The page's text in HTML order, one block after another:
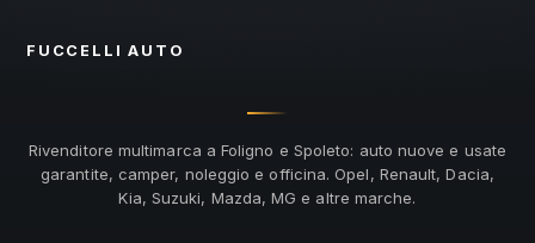
FUCCELLI AUTO
Rivenditore multimarca a Foligno e Spoleto: auto nuove e usate
garantite, camper, noleggio e officina. Opel, Renault, Dacia,
Kia, Suzuki, Mazda, MG e altre marche.